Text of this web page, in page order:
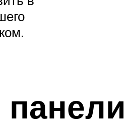
панели